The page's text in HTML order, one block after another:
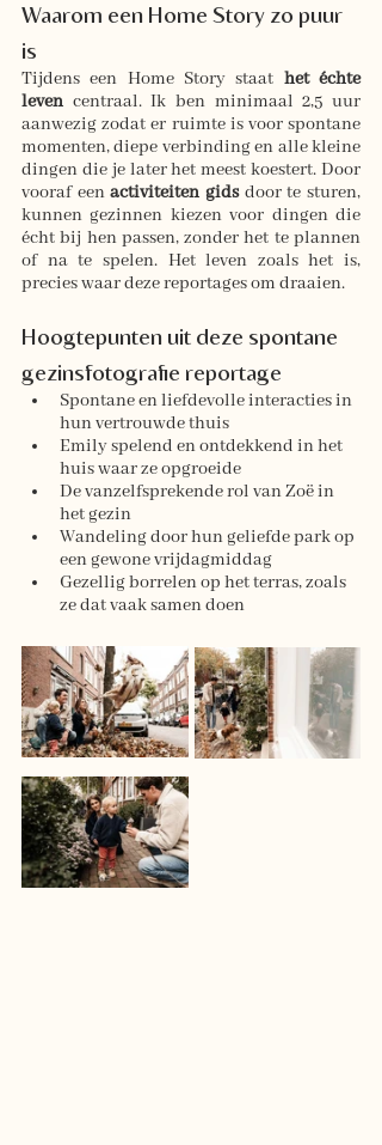
Waarom een Home Story zo puur
is
Tijdens een Home Story staat het échte
leven centraal. Ik ben minimaal 2,5 uur
aanwezig zodat er ruimte is voor spontane
momenten, diepe verbinding en alle kleine
dingen die je later het meest koestert. Door
vooraf een activiteiten gids door te sturen,
kunnen gezinnen kiezen voor dingen die
écht bij hen passen, zonder het te plannen
of na te spelen. Het leven zoals het is,
precies waar deze reportages om draaien.
Hoogtepunten uit deze spontane
gezinsfotografie reportage
Spontane en liefdevolle interacties in
hun vertrouwde thuis
Emily spelend en ontdekkend in het
huis waar ze opgroeide
De vanzelfsprekende rol van Zoë in
het gezin
Wandeling door hun geliefde park op
een gewone vrijdagmiddag
Gezellig borrelen op het terras, zoals
ze dat vaak samen doen